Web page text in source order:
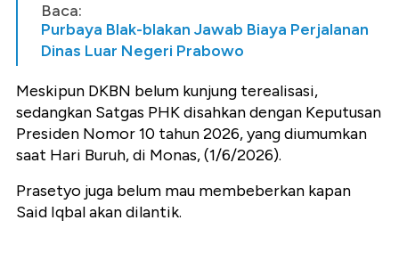
Baca:
Purbaya Blak-blakan Jawab Biaya Perjalanan
Dinas Luar Negeri Prabowo
Meskipun DKBN belum kunjung terealisasi,
sedangkan Satgas PHK disahkan dengan Keputusan
Presiden Nomor 10 tahun 2026, yang diumumkan
saat Hari Buruh, di Monas, (1/6/2026).
Prasetyo juga belum mau membeberkan kapan
Said Iqbal akan dilantik.